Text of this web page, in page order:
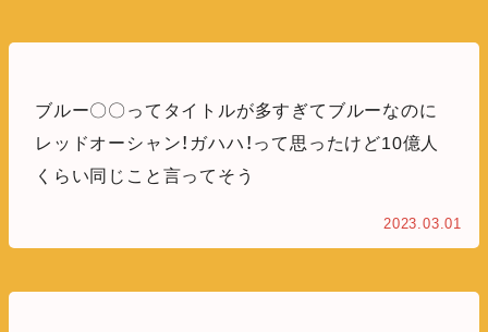
ブルー〇〇ってタイトルが多すぎてブルーなのに
レッドオーシャン！ガハハ！って思ったけど10億人
くらい同じこと言ってそう
2023.03.01